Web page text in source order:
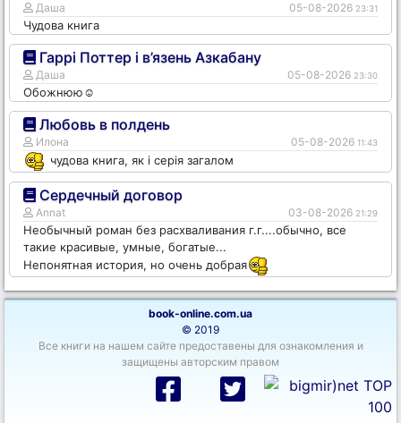
Даша 05-08-2026 23:31
Чудова книга
Гаррі Поттер і в’язень Азкабану
Даша 05-08-2026 23:30
Обожнюю☺️
Любовь в полдень
Илона 05-08-2026 11:43
чудова книга, як і серія загалом
Сердечный договор
Annat 03-08-2026 21:29
Необычный роман без расхваливания г.г....обычно, все
такие красивые, умные, богатые...
Непонятная история, но очень добрая
book-online.com.ua
© 2019
Все книги на нашем сайте предоставены для ознакомления и
защищены авторским правом